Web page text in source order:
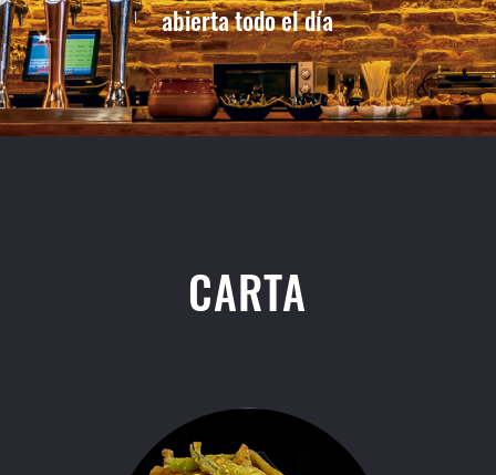
abierta todo el día
CARTA